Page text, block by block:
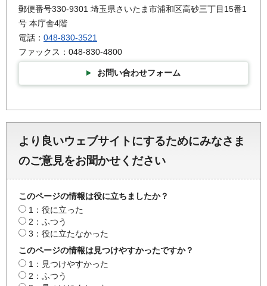
郵便番号330-9301 埼玉県さいたま市浦和区高砂三丁目15番1
号 本庁舎4階
電話： 048-830-3521
ファックス：048-830-4800
お問い合わせフォーム
より良いウェブサイトにするためにみなさま
のご意見をお聞かせください
このページの情報は役に立ちましたか？
1：役に立った
2：ふつう
3：役に立たなかった
このページの情報は見つけやすかったですか？
1：見つけやすかった
2：ふつう